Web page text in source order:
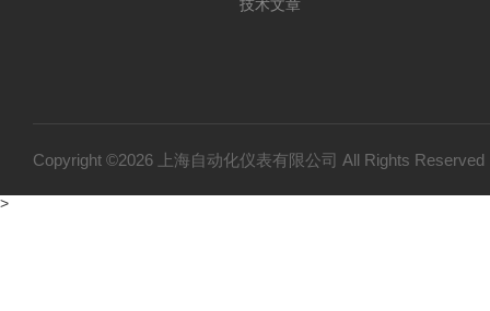
技术文章
Copyright ©2026 上海自动化仪表有限公司 All Rights
>